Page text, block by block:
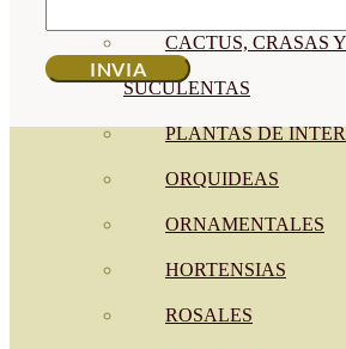
CACTUS, CRASAS Y
SUCULENTAS
PLANTAS DE
ORQUIDEAS
ORNAMENTALES
HORTENSIAS
ROSALES